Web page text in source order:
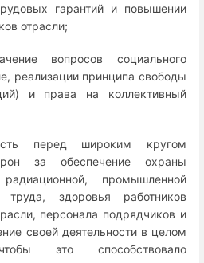
гарантий и повышении
отрасли;
вопросов социального
реализации принципа свободы
и права на коллективный
перед широким кругом
за обеспечение охраны
промышленной
труда, здоровья работников
персонала подрядчиков и
своей деятельности в целом
это способствовало